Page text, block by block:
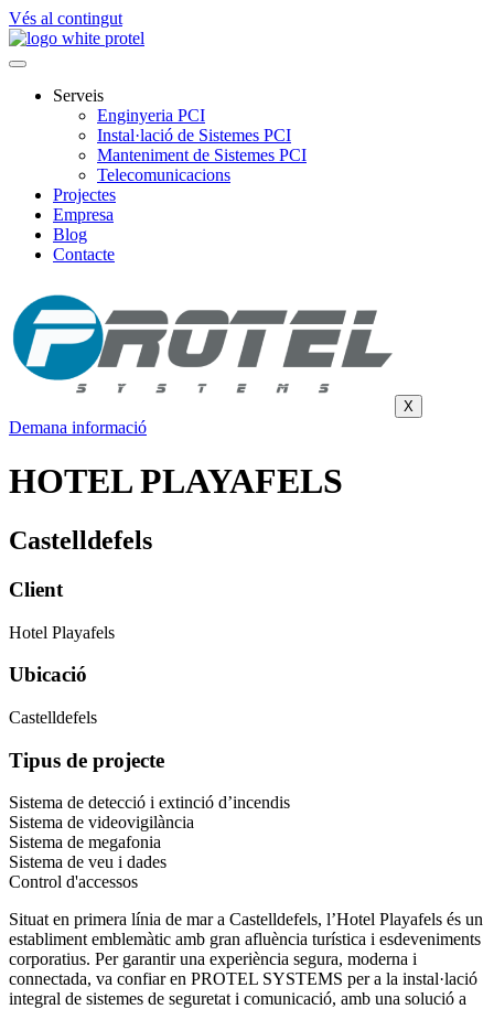
Vés al contingut
Serveis
Enginyeria PCI
Instal·lació de Sistemes PCI
Manteniment de Sistemes PCI
Telecomunicacions
Projectes
Empresa
Blog
Contacte
X
Demana informació
HOTEL PLAYAFELS
Castelldefels
Client
Hotel Playafels
Ubicació
Castelldefels
Tipus de projecte
Sistema de detecció i extinció d’incendis
Sistema de videovigilància
Sistema de megafonia
Sistema de veu i dades
Control d'accessos
Situat en primera línia de mar a Castelldefels, l’Hotel Playafels és un
establiment emblemàtic amb gran afluència turística i esdeveniments
corporatius. Per garantir una experiència segura, moderna i
connectada, va confiar en PROTEL SYSTEMS per a la instal·lació
integral de sistemes de seguretat i comunicació, amb una solució a